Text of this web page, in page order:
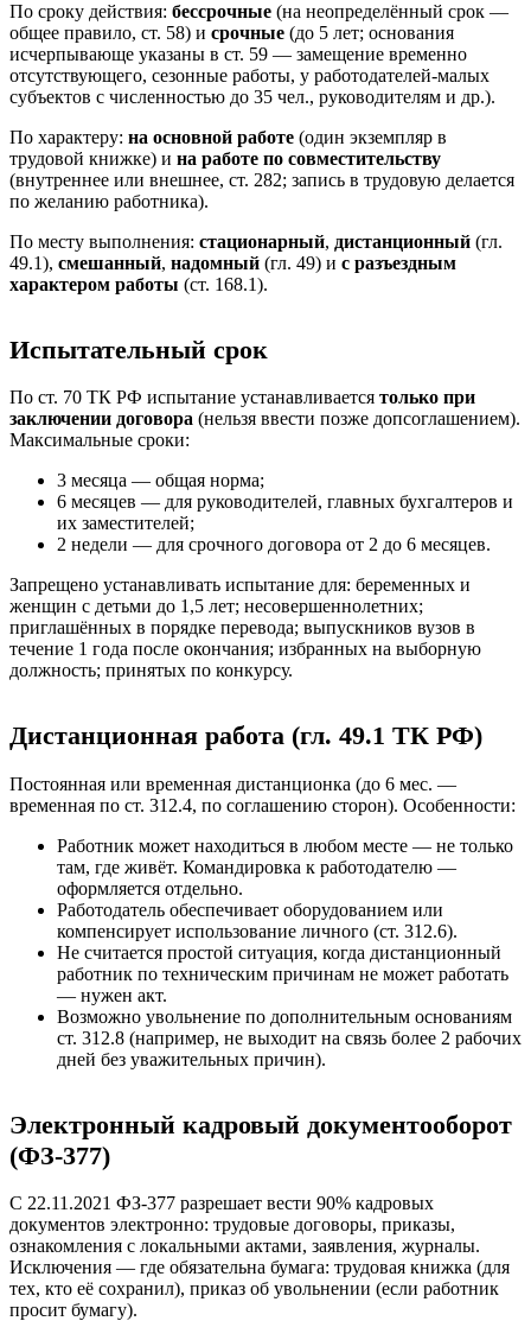
По сроку действия: бессрочные (на неопределённый срок —
общее правило, ст. 58) и срочные (до 5 лет; основания
исчерпывающе указаны в ст. 59 — замещение временно
отсутствующего, сезонные работы, у работодателей-малых
субъектов с численностью до 35 чел., руководителям и др.).
По характеру: на основной работе (один экземпляр в
трудовой книжке) и на работе по совместительству
(внутреннее или внешнее, ст. 282; запись в трудовую делается
по желанию работника).
По месту выполнения: стационарный, дистанционный (гл.
49.1), смешанный, надомный (гл. 49) и с разъездным
характером работы (ст. 168.1).
Испытательный срок
По ст. 70 ТК РФ испытание устанавливается только при
заключении договора (нельзя ввести позже допсоглашением).
Максимальные сроки:
3 месяца — общая норма;
6 месяцев — для руководителей, главных бухгалтеров и
их заместителей;
2 недели — для срочного договора от 2 до 6 месяцев.
Запрещено устанавливать испытание для: беременных и
женщин с детьми до 1,5 лет; несовершеннолетних;
приглашённых в порядке перевода; выпускников вузов в
течение 1 года после окончания; избранных на выборную
должность; принятых по конкурсу.
Дистанционная работа (гл. 49.1 ТК РФ)
Постоянная или временная дистанционка (до 6 мес. —
временная по ст. 312.4, по соглашению сторон). Особенности:
Работник может находиться в любом месте — не только
там, где живёт. Командировка к работодателю —
оформляется отдельно.
Работодатель обеспечивает оборудованием или
компенсирует использование личного (ст. 312.6).
Не считается простой ситуация, когда дистанционный
работник по техническим причинам не может работать
— нужен акт.
Возможно увольнение по дополнительным основаниям
ст. 312.8 (например, не выходит на связь более 2 рабочих
дней без уважительных причин).
Электронный кадровый документооборот
(ФЗ-377)
С 22.11.2021 ФЗ-377 разрешает вести 90% кадровых
документов электронно: трудовые договоры, приказы,
ознакомления с локальными актами, заявления, журналы.
Исключения — где обязательна бумага: трудовая книжка (для
тех, кто её сохранил), приказ об увольнении (если работник
просит бумагу).